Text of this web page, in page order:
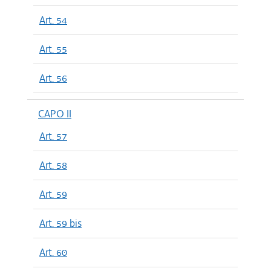
Art. 54
Art. 55
Art. 56
CAPO II
Art. 57
Art. 58
Art. 59
Art. 59 bis
Art. 60